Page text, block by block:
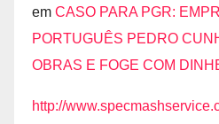
em CASO PARA PGR:
PORTUGUÊS PEDRO
OBRAS E FOGE COM
http://